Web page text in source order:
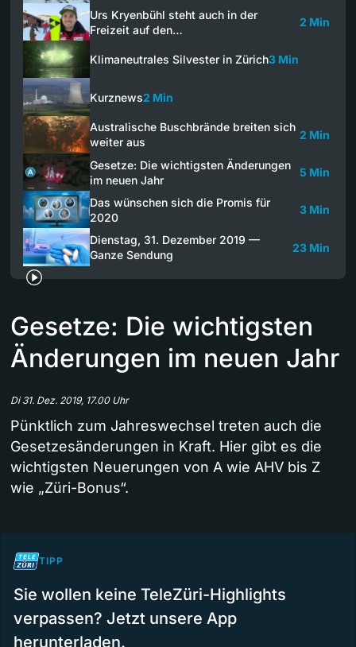
Urs Kryenbühl steht auch in der
Freizeit auf den…
2 Min
Klimaneutrales Silvester in Zürich3 Min
Kurznews2 Min
Australische Buschbrände breiten sich
weiter aus
2 Min
Gesetze: Die wichtigsten Änderungen
im neuen Jahr
5 Min
Das wünschen sich die Promis für
2020
3 Min
Dienstag, 31. Dezember 2019 —
Ganze Sendung
23 Min
Gesetze: Die wichtigsten
Änderungen im neuen Jahr
Di 31. Dez. 2019, 17.00 Uhr
Pünktlich zum Jahreswechsel treten auch die
Gesetzesänderungen in Kraft. Hier gibt es die
wichtigsten Neuerungen von A wie AHV bis Z
wie „Züri-Bonus“.
TIPP
Sie wollen keine TeleZüri-Highlights
verpassen? Jetzt unsere App
herunterladen.